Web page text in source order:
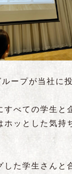
ープが当社に
すべての学生と
ホッとした気持
した学生さんと